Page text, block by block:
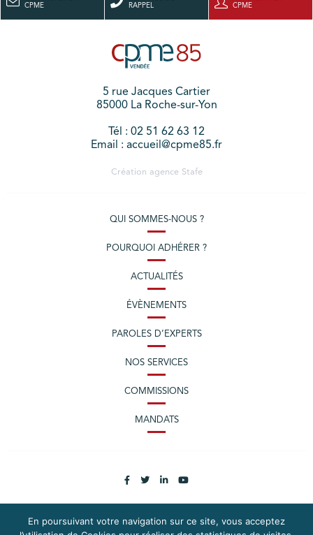
CPME
RAPPEL
CPME
5 rue Jacques Cartier
85000 La Roche-sur-Yon
Tél : 02 51 62 63 12
Email : accueil@cpme85.fr
Création agence Stafe
QUI SOMMES-NOUS ?
POURQUOI ADHÉRER ?
ACTUALITÉS
ÉVÈNEMENTS
PAROLES D’EXPERTS
NOS SERVICES
COMMISSIONS
MANDATS
En poursuivant votre navigation sur ce site, vous acceptez